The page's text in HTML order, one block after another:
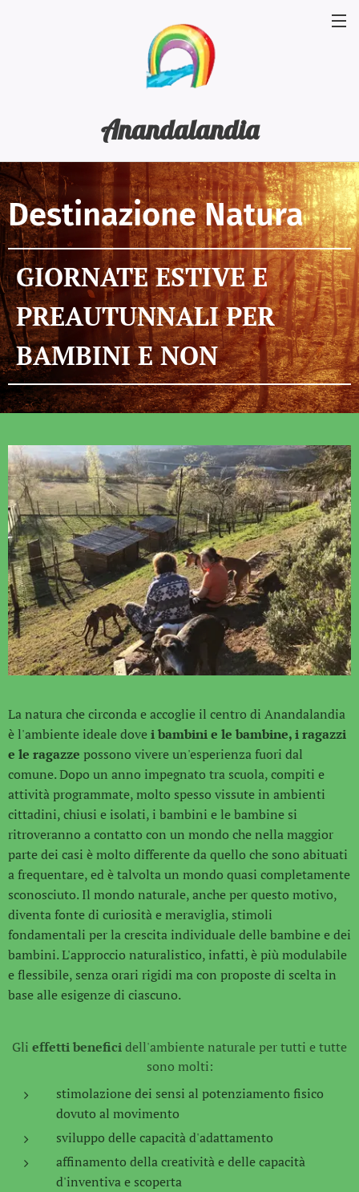
Anandalandia
Destinazione Natura
GIORNATE ESTIVE E
PREAUTUNNALI PER
BAMBINI E NON
La natura che circonda e accoglie il centro di Anandalandia
è l'ambiente ideale doveibambini e le bambine, i ragazzi
e le ragazze possono vivere un'esperienza fuori dal
comune. Dopo un anno impegnato tra scuola, compiti e
attività programmate, molto spesso vissute in ambienti
cittadini, chiusi e isolati, i bambini e le bambine si
ritroveranno a contatto con un mondo che nella maggior
parte dei casi è molto differente da quello che sono abituati
a frequentare, ed è talvolta un mondo quasi completamente
sconosciuto. Il mondo naturale, anche per questo motivo,
diventa fonte di curiosità e meraviglia, stimoli
fondamentali per la crescita individuale delle bambine e dei
bambini. L'approccio naturalistico, infatti, è più modulabile
e flessibile, senza orari rigidi ma con proposte di scelta in
base alle esigenze di ciascuno.
Gli effetti beneficidell'ambiente naturale per tutti e tutte
sono molti:
stimolazione dei sensi al potenziamento fisico
dovuto al movimento
sviluppo delle capacità d'adattamento
affinamento della creatività e delle capacità
d'inventiva e scoperta